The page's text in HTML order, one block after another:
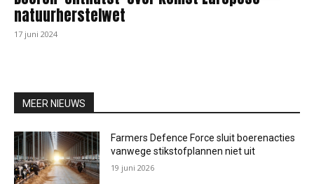
natuurherstelwet
17 juni 2024
MEER NIEUWS
Farmers Defence Force sluit boerenacties
vanwege stikstofplannen niet uit
19 juni 2026